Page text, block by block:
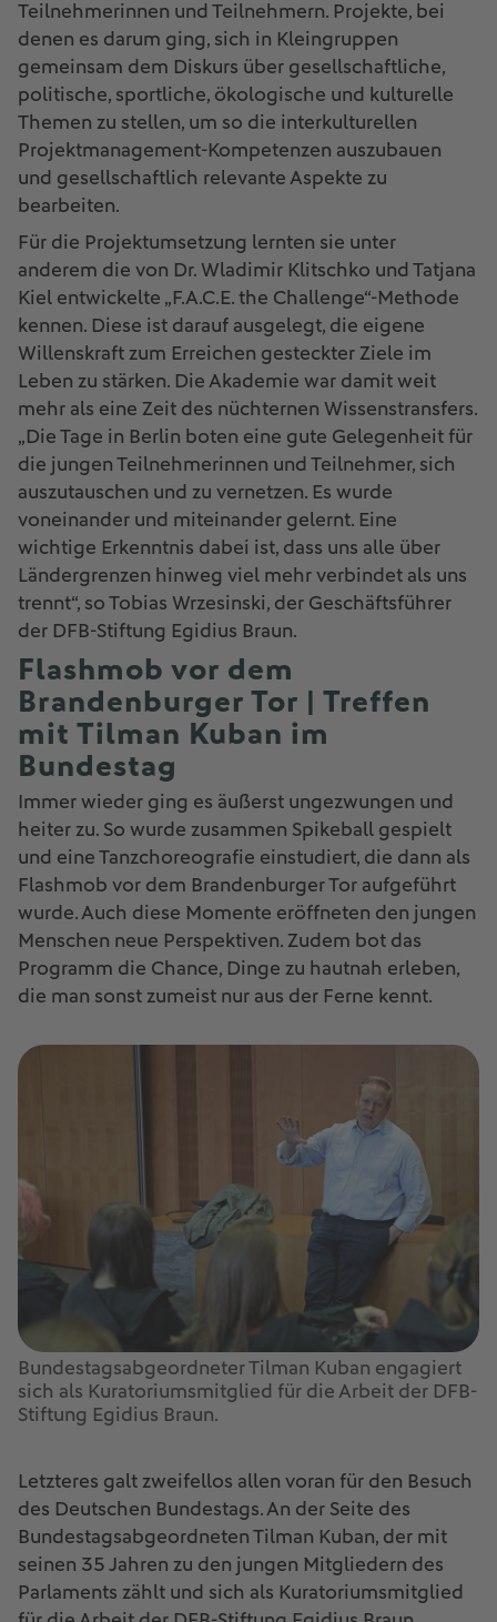
Teilnehmerinnen und Teilnehmern. Projekte, bei
denen es darum ging, sich in Kleingruppen
gemeinsam dem Diskurs über gesellschaftliche,
politische, sportliche, ökologische und kulturelle
Themen zu stellen, um so die interkulturellen
Projektmanagement-Kompetenzen auszubauen
und gesellschaftlich relevante Aspekte zu
bearbeiten.
Für die Projektumsetzung lernten sie unter
anderem die von Dr. Wladimir Klitschko und Tatjana
Kiel entwickelte „F.A.C.E. the Challenge“-Methode
kennen. Diese ist darauf ausgelegt, die eigene
Willenskraft zum Erreichen gesteckter Ziele im
Leben zu stärken. Die Akademie war damit weit
mehr als eine Zeit des nüchternen Wissenstransfers.
„Die Tage in Berlin boten eine gute Gelegenheit für
die jungen Teilnehmerinnen und Teilnehmer, sich
auszutauschen und zu vernetzen. Es wurde
voneinander und miteinander gelernt. Eine
wichtige Erkenntnis dabei ist, dass uns alle über
Ländergrenzen hinweg viel mehr verbindet als uns
trennt“, so Tobias Wrzesinski, der Geschäftsführer
der DFB-Stiftung Egidius Braun.
Flashmob vor dem
Brandenburger Tor | Treffen
mit Tilman Kuban im
Bundestag
Immer wieder ging es äußerst ungezwungen und
heiter zu. So wurde zusammen Spikeball gespielt
und eine Tanzchoreografie einstudiert, die dann als
Flashmob vor dem Brandenburger Tor aufgeführt
wurde. Auch diese Momente eröffneten den jungen
Menschen neue Perspektiven. Zudem bot das
Programm die Chance, Dinge zu hautnah erleben,
die man sonst zumeist nur aus der Ferne kennt.
Bundestagsabgeordneter Tilman Kuban engagiert
sich als Kuratoriumsmitglied für die Arbeit der DFB-
Stiftung Egidius Braun.
Letzteres galt zweifellos allen voran für den Besuch
des Deutschen Bundestags. An der Seite des
Bundestagsabgeordneten Tilman Kuban, der mit
seinen 35 Jahren zu den jungen Mitgliedern des
Parlaments zählt und sich als Kuratoriumsmitglied